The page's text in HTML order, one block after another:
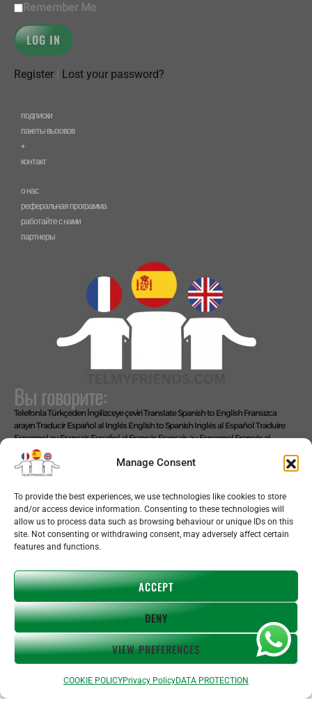
Manage Consent
To provide the best experiences, we use technologies like cookies to store
and/or access device information. Consenting to these technologies will
allow us to process data such as browsing behaviour or unique IDs on this
site. Not consenting or withdrawing consent, may adversely affect certain
features and functions.
ACCEPT
DENY
VIEW PREFERENCES
COOKIE POLICYPrivacy PolicyDATA PROTECTION
Remember Me
Register Lost your password?
подписки
пакеты вызовов
+
контакт
о нас
реферальная программа
работайте с нами
партнеры
Вы говорите:
Telefonla Türkçeden İngilizceye çeviriTranslate Spanish to English Fransızca
arayınTraducir Español al Inglés English to Spanish Inglés al EspañolTraduire
Espagnol au FrançaisEspañol al FrancésFrançais au EspagnolFrancés al
Español Übersetze Spanisch auf Deutsch
SpanischAlemán al Español
Live Translate Spanish Speaker Zoom Interpreter
Video Interpreter Language Interpretation and Translation Help with
Мы говорим: ЛЕГКО!
Copyright © 2026 telmyfriends
ПОЛИТИКА